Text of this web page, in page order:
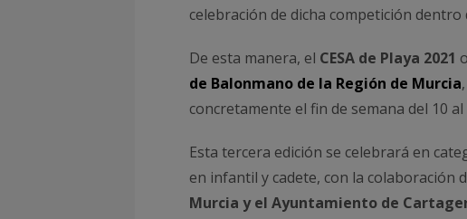
celebración de dicha competición
De esta manera, el CESA de Playa 2021
de Balonmano de la Región de Murcia
concretamente el fin de semana del 10
Esta tercera edición se celebrará en
en infantil y cadete, con la colaboración
Murcia y el Ayuntamiento de